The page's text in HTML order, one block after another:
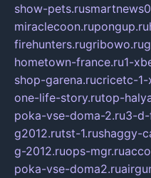
show-pets.ru
miraclecoon.rupongup.ru
firehunters.rugribowo.ru
hometown-france.ru1-
shop-garena.rucricetc-1-
one-life-story.rutop-
poka-vse-doma-2.ru3-d-
g2012.rutst-1.rushaggy-
g-2012.ruops-mgr.ru
poka-vse-doma2.ru